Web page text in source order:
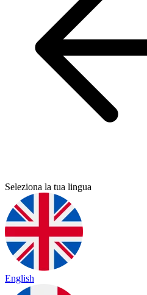
Seleziona la tua lingua
English